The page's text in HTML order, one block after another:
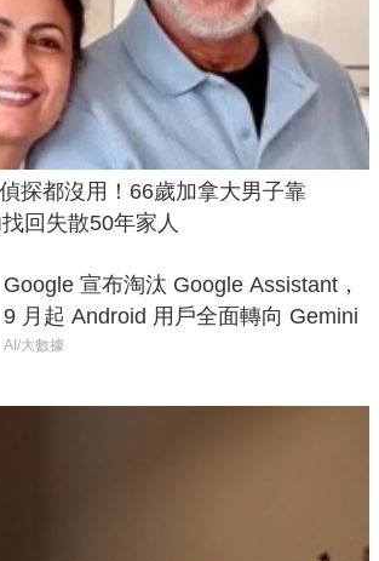
探都沒用！66歲加拿大男子靠
回失散50年家人
Google 宣布淘汰 Google Assistant，
9 月起 Android 用戶全面轉向 Gemini
AI/大數據